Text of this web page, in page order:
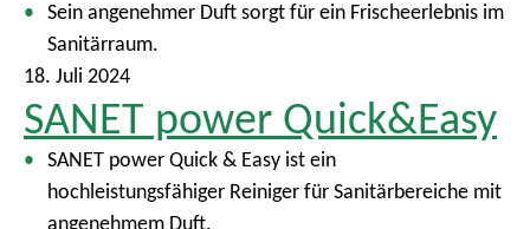
Sein angenehmer Duft sorgt für ein Frischeerlebnis im
Sanitärraum.
18. Juli 2024
SANET power Quick&Easy
SANET power Quick & Easy ist ein
hochleistungsfähiger Reiniger für Sanitärbereiche mit
angenehmem Duft.